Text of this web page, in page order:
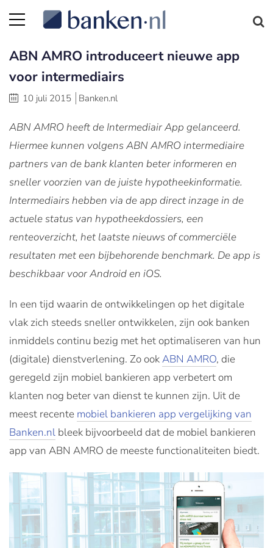
ABN AMRO introduceert nieuwe app
voor intermediairs
10 juli 2015 Banken.nl
ABN AMRO heeft de Intermediair App gelanceerd.
Hiermee kunnen volgens ABN AMRO intermediaire
partners van de bank klanten beter informeren en
sneller voorzien van de juiste hypotheekinformatie.
Intermediairs hebben via de app direct inzage in de
actuele status van hypotheekdossiers, een
renteoverzicht, het laatste nieuws of commerciële
resultaten met een bijbehorende benchmark. De app is
beschikbaar voor Android en iOS.
In een tijd waarin de ontwikkelingen op het digitale
vlak zich steeds sneller ontwikkelen, zijn ook banken
inmiddels continu bezig met het optimaliseren van hun
(digitale) dienstverlening. Zo ookABN AMRO, die
geregeld zijn mobiel bankieren app verbetert om
klanten nog beter van dienst te kunnen zijn. Uit de
meest recente mobiel bankieren app vergelijking van
Banken.nl bleek bijvoorbeeld dat de mobiel bankieren
app van ABN AMRO de meeste functionaliteiten biedt.